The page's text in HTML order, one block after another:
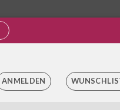
ANMELDEN